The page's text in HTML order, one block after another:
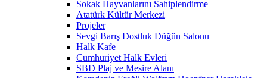
Sokak Hayvanlarını Sahiplendirme
Atatürk Kültür Merkezi
Projeler
Sevgi Barış Dostluk Düğün Salonu
Halk Kafe
Cumhuriyet Halk Evleri
SBD Plaj ve Mesire Alanı